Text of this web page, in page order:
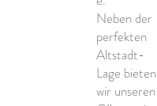
Neben der
perfekten
Altstadt-
Lage bieten
wir unseren